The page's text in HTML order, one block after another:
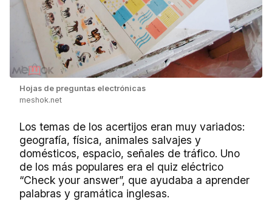
Hojas de preguntas electrónicas
meshok.net
Los temas de los acertijos eran muy variados:
geografía, física, animales salvajes y
domésticos, espacio, señales de tráfico. Uno
de los más populares era el quiz eléctrico
“Check your answer”, que ayudaba a aprender
palabras y gramática inglesas.